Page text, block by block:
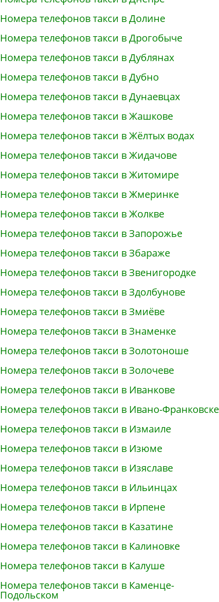
Номера телефонов такси в Долине
Номера телефонов такси в Дрогобыче
Номера телефонов такси в Дублянах
Номера телефонов такси в Дубно
Номера телефонов такси в Дунаевцах
Номера телефонов такси в Жашкове
Номера телефонов такси в Жёлтых водах
Номера телефонов такси в Жидачове
Номера телефонов такси в Житомире
Номера телефонов такси в Жмеринке
Номера телефонов такси в Жолкве
Номера телефонов такси в Запорожье
Номера телефонов такси в Збараже
Номера телефонов такси в Звенигородке
Номера телефонов такси в Здолбунове
Номера телефонов такси в Змиёве
Номера телефонов такси в Знаменке
Номера телефонов такси в Золотоноше
Номера телефонов такси в Золочеве
Номера телефонов такси в Иванкове
Номера телефонов такси в Ивано-Франковске
Номера телефонов такси в Измаиле
Номера телефонов такси в Изюме
Номера телефонов такси в Изяславе
Номера телефонов такси в Ильинцах
Номера телефонов такси в Ирпене
Номера телефонов такси в Казатине
Номера телефонов такси в Калиновке
Номера телефонов такси в Калуше
Номера телефонов такси в Каменце-
Подольском